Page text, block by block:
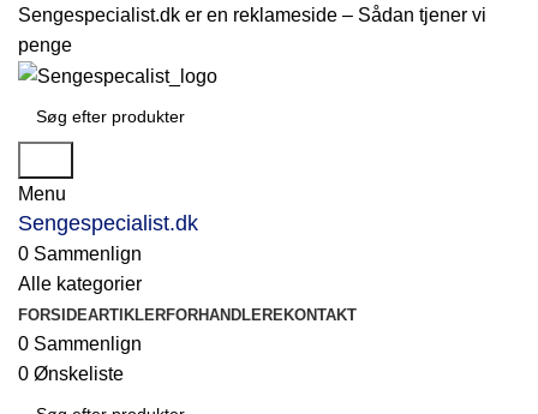
Sengespecialist.dk er en reklameside – Sådan tjener vi
penge
Menu
Sengespecialist.dk
0 Sammenlign
Alle kategorier
FORSIDEARTIKLERFORHANDLEREKONTAKT
0 Sammenlign
0 Ønskeliste